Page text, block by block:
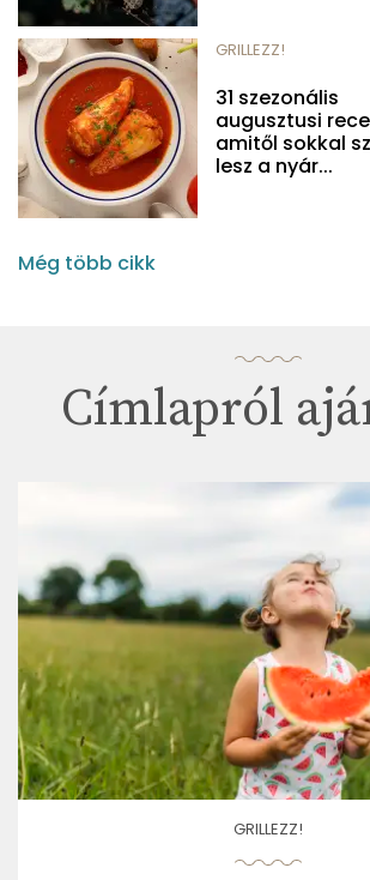
GRILLEZZ!
31 szezonális
augusztusi
amitől sokkal
lesz a nyár...
Még több cikk
Címlapról
GRILLEZZ!